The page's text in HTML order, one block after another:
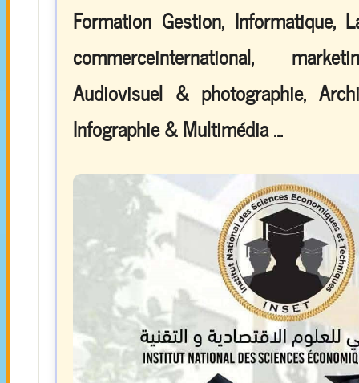
Formation Gestion, Informatique,
commerceinternational,
Audiovisuel & photographie,
Infographie & Multimédia ...